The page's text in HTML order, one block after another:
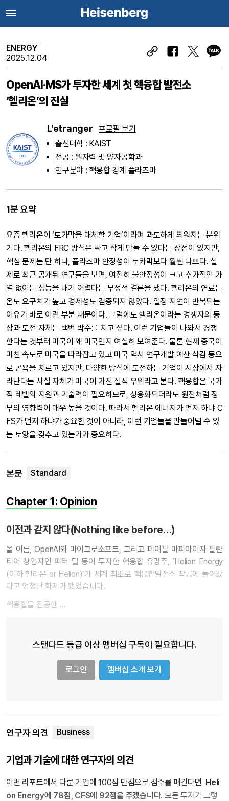
ENERGY
2025.12.04
OpenAI·MS가 투자한 세계 첫 핵융합 발전소
‘헬리온’의 진실
L'etranger
프로필 보기
출신대학 : KAIST
전공 : 원자력 및 양자공학과
연구분야 : 핵융합 경계 플라즈마
1분 요약
요즘 헬리온이 ‘토카막을 대체할 기업’이라며 과도하게 띄워지는 분위
기다. 헬리온의 FRC 방식은 싸고 작게 만들 수 있다는 장점이 있지만,
핵심 문제는 단 하나, 플라즈마 안정성이 토카막보다 훨씬 나쁘다. 실
제로 최근 공개된 연구들을 보면, 여전히 불안정성이 크고 추가적인 가
열 없이는 성능을 내기 어렵다는 부정적 결론을 냈다. 헬리온의 연료는
온도 요구치가 높고 경제성도 검증되지 않았다. 일정 지연이 반복되는
이유가 바로 이런 부분 때문이다. 그럼에도 헬리온이라는 경쟁자의 등
장과 도전 자체는 백번 박수를 치고 싶다. 이런 기업들이 나와서 경쟁
한다는 것부터 미국이 왜 미국인지 여실히 보여준다. 물론 현재 중국이
미친 속도로 미국을 따라잡고 있고 미국 역시 연구개발 예산 삭감 등으
로 곤욕을 치르고 있지만, 다양한 방식에 도전하는 기업이 시장에서 자
라난다는 사실 자체가 미국이 가진 질적 우위라고 본다. 핵융합은 국가
적 레벨의 지원과 기술력이 필요하므로, 상용화되더라도 원전처럼 정
부의 영향력이 매우 높을 것이다. 따라서 헬리온 에너지가 먼저 하냐 C
FS가 먼저 하냐가 중요한 것이 아니라, 이런 기업들을 만들어낼 수 있
는 토양을 갖추고 있는가가 중요하다.
본문
Chapter 1: Opinion
이전과 같지 않다(Nothing like before…)
올 여름, OpenAI와 마이크로소프트, 그리고 페이팔 마피아이자 팔란
티어 창업자인 피터 틸 등이 투자한 핵융합 유망주, ‘Helion Energy
(이하 헬리온 or Helion)’가 세계 최초로 핵융합발전소 착공에 들어갔
다고 엄청난 화제가 됐었습니다.
핵융합을 전공한 …
스탠다드 등급 이상 멤버십 구독이 필요합니다.
로그인 멤버십 소개 보기
연구자 의견
기업과 기술에 대한 연구자의 의견
이번 리포트에서 다룬 기업에 100점 만점으로 점수를 매긴다면 Heli
on Energy에 78점, CFS에 92점을 주겠습니다. 모든 투자가 그렇